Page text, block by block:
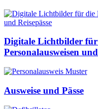
Digitale Lichtbilder
Personalausweisen
Ausweise und Pässe